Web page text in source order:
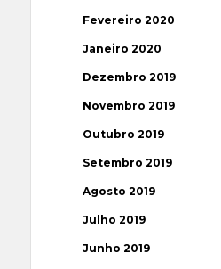
Fevereiro 2020
Janeiro 2020
Dezembro 2019
Novembro 2019
Outubro 2019
Setembro 2019
Agosto 2019
Julho 2019
Junho 2019